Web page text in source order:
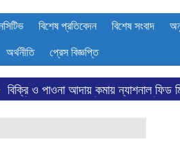
বিশেষ প্রতিবেদন বিশেষ সংবাদ
অর্থনীতি প্রেস বিজ্ঞপ্তি
কমায় ন্যাশনাল ফিড মিলসের আর্থিক